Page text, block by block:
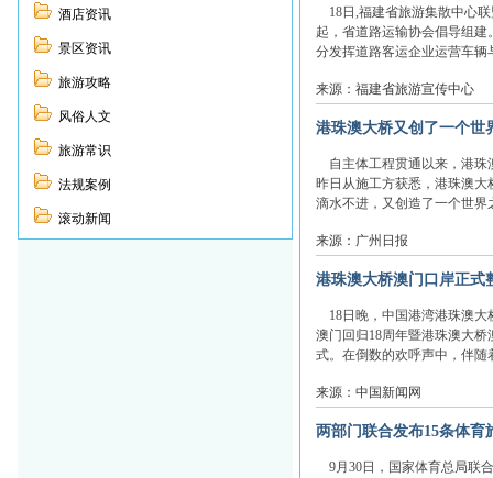
酒店资讯
景区资讯
旅游攻略
风俗人文
旅游常识
法规案例
滚动新闻
18日,福建省旅游集散中心
起，省道路运输协会倡导组
分发挥道路客运企业运营车
来源：福建省旅游宣传中心
港珠澳大桥又创了一个世
自主体工程贯通以来，港珠
昨日从施工方获悉，港珠澳大
滴水不进，又创造了一个世界
来源：广州日报
港珠澳大桥澳门口岸正式
18日晚，中国港湾港珠澳大
澳门回归18周年暨港珠澳大
式。在倒数的欢呼声中，伴
来源：中国新闻网
两部门联合发布15条体育
9月30日，国家体育总局联